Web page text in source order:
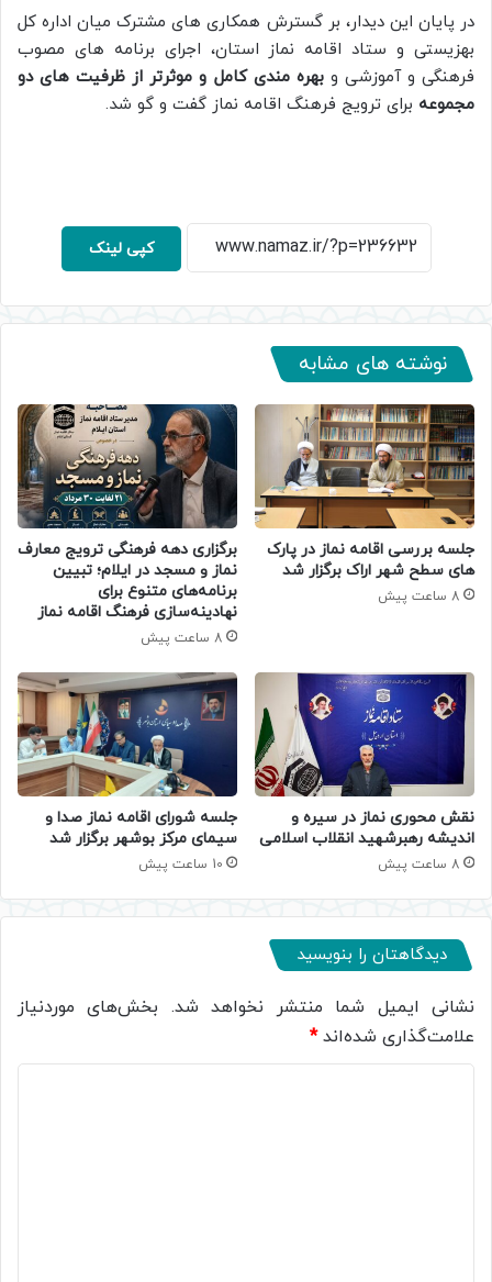
در پایان این دیدار، بر گسترش همکاری‌ های مشترک میان اداره کل
بهزیستی و ستاد اقامه نماز استان، اجرای برنامه‌ های مصوب
فرهنگی و آموزشی وبهره‌ مندی کامل و موثرتر از ظرفیت‌ های دو
مجموعه برای ترویج فرهنگ اقامه نماز گفت و گو شد.
کپی لینک
نوشته های مشابه
جلسه بررسی اقامه نماز در پارک
های سطح شهر اراک برگزار شد
8 ساعت پیش
برگزاری دهه فرهنگی ترویج معارف
نماز و مسجد در ایلام؛ تبیین
برنامه‌های متنوع برای
نهادینه‌سازی فرهنگ اقامه نماز
8 ساعت پیش
نقش محوری نماز در سیره و
اندیشه رهبرشهید انقلاب اسلامی
8 ساعت پیش
جلسه شورای اقامه نماز صدا و
سیمای مرکز بوشهر برگزار شد
10 ساعت پیش
دیدگاهتان را بنویسید
نشانی ایمیل شما منتشر نخواهد شد. بخش‌های موردنیاز
علامت‌گذاری شده‌اند*